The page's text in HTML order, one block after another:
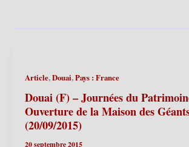
Article,Douai,Pays : France
Douai (F) – Journées du
Ouverture de la Maison des
(20/09/2015)
20 septembre 2015